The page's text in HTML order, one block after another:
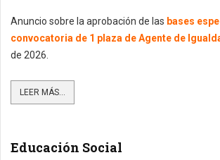
Anuncio sobre la aprobación de las bases
convocatoria de 1 plaza de Agente de
de 2026.
LEER MÁS...
Educación Social